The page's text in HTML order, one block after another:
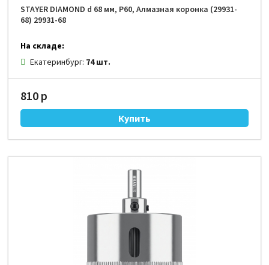
STAYER DIAMOND d 68 мм, Р60, Алмазная коронка (29931-
68) 29931-68
На складе:
Екатеринбург: 74 шт.
810 р